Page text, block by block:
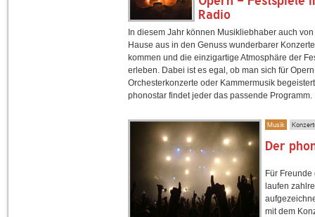
Radio
In diesem Jahr können Musikliebhaber auch von
Hause aus in den Genuss wunderbarer Konzerte
kommen und die einzigartige Atmosphäre der
erleben. Dabei ist es egal, ob man sich für
Orchesterkonzerte oder Kammermusik
phonostar findet jeder das passende Programm.
Musik
Der
Für
laufen
mit dem